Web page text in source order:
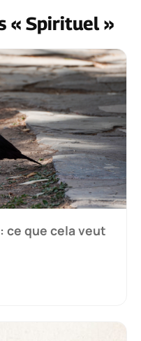
« Spirituel »
ce que cela veut